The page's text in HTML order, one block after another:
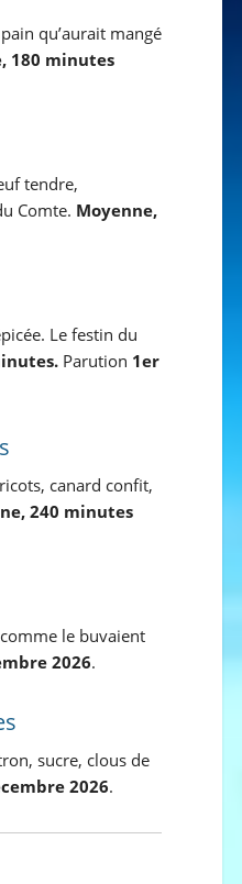
qu’aurait mangé
180 minutes
tendre,
Comte. Moyenne,
Le festin du
Parution 1er
canard confit,
240 minutes
le buvaient
2026.
sucre, clous de
2026.